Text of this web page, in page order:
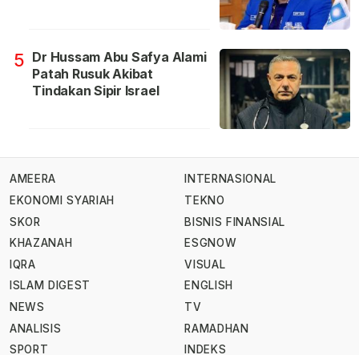
5 Dr Hussam Abu Safya Alami
Patah Rusuk Akibat
Tindakan Sipir Israel
AMEERA
EKONOMI SYARIAH
SKOR
KHAZANAH
IQRA
ISLAM DIGEST
NEWS
ANALISIS
SPORT
INTERNASIONAL
TEKNO
BISNIS FINANSIAL
ESGNOW
VISUAL
ENGLISH
TV
RAMADHAN
INDEKS